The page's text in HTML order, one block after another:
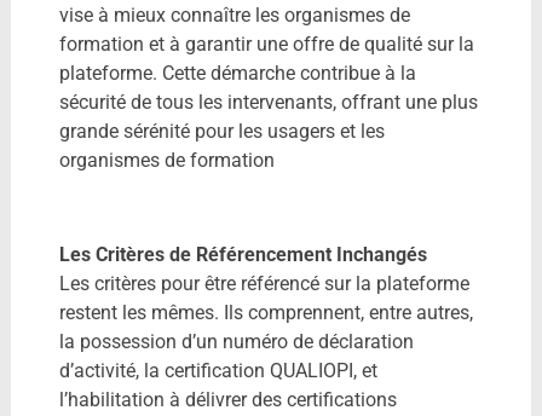
vise à mieux connaître les organismes de
formation et à garantir une offre de qualité sur la
plateforme. Cette démarche contribue à la
sécurité de tous les intervenants, offrant une plus
grande sérénité pour les usagers et les
organismes de formation
Les Critères de Référencement Inchangés
Les critères pour être référencé sur la plateforme
restent les mêmes. Ils comprennent, entre autres,
la possession d’un numéro de déclaration
d’activité, la certification QUALIOPI, et
l’habilitation à délivrer des certifications